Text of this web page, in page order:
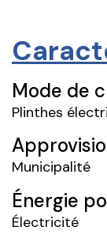
Mode de
Plinthes
Municipalité
Énergie
Électricité